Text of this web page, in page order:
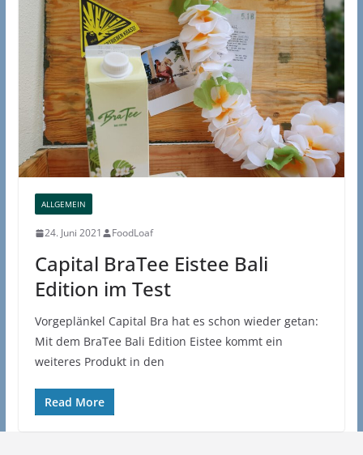
ALLGEMEIN
24. Juni 2021 FoodLoaf
Capital BraTee Eistee Bali
Edition im Test
Vorgeplänkel Capital Bra hat es schon wieder getan:
Mit dem BraTee Bali Edition Eistee kommt ein
weiteres Produkt in den
Read More